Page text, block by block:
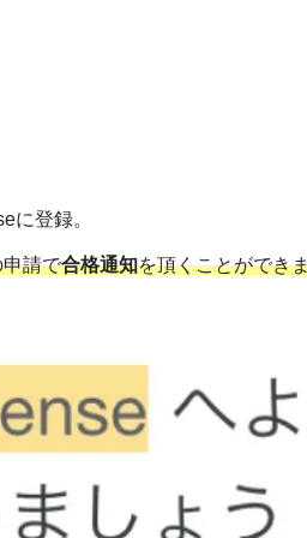
に登録。
請で合格通知を頂くことができ